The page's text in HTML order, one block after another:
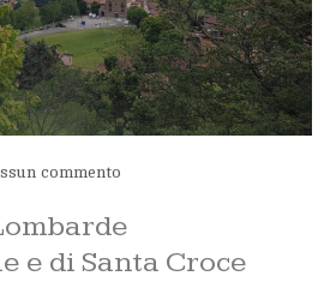
commento
e di Santa Croce